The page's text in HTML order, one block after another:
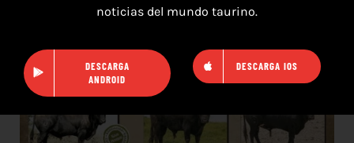
noticias del mundo taurino.
DESCARGA
ANDROID
DESCARGA IOS